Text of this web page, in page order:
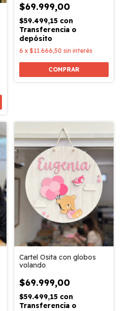
$69.999,00
$59.499,15 con
Transferencia o
depósito
6 x $11.666,50 sin interés
COMPRAR
Cartel Osita con globos
volando
$69.999,00
$59.499,15 con
Transferencia o